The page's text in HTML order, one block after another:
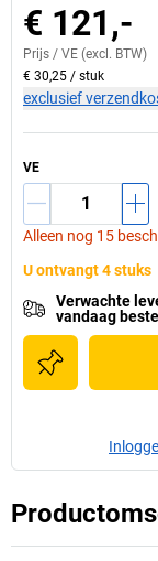
€ 121,-
Prijs / VE (excl. BTW)
€ 30,25 / stuk
exclusief
VE
Alleen nog 15
U ontvangt 4 stuks
Verwachte
vandaag